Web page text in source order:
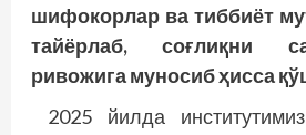
шифокорлар ва тиббиёт
тайёрлаб, соғлиқни
ривожига муносиб ҳисса
2025 йилда